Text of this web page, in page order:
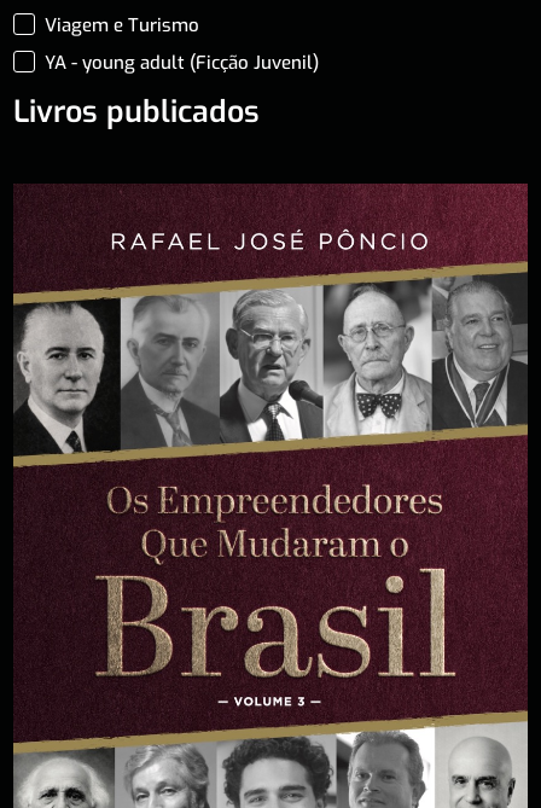
Viagem e Turismo
YA - young adult (Ficção Juvenil)
Livros publicados